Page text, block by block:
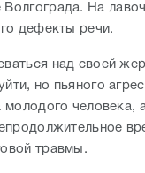
На
дефекты речи.
над своей
но пьяного
молодого человека,
травмы.